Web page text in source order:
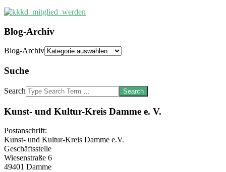
Blog-Archiv
Blog-Archiv
Suche
Search
Kunst- und Kultur-Kreis Damme e. V.
Postanschrift:
Kunst- und Kultur-Kreis Damme e.V.
Geschäftsstelle
Wiesenstraße 6
49401 Damme